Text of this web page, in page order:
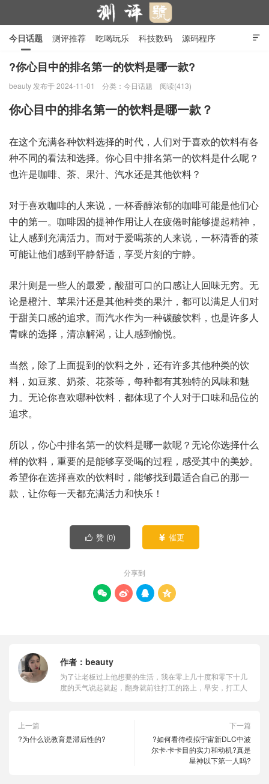

今日话题 测评推荐 吃喝玩乐 科技数码 源码程序
行业产品 在线投稿 隐私政策
?你心目中的排名第一的饮料是哪一款?
beauty 发布于 2024-11-01 分类： 今日话题 阅读(413)
你心目中的排名第一的饮料是哪一款？
在这个充满各种饮料选择的时代，人们对于喜欢的饮料有各
种不同的看法和选择。你心目中排名第一的饮料是什么呢？
也许是咖啡、茶、果汁、汽水还是其他饮料？
对于喜欢咖啡的人来说，一杯香醇浓郁的咖啡可能是他们心
中的第一。咖啡因的提神作用让人在疲倦时能够提起精神，
让人感到充满活力。而对于爱喝茶的人来说，一杯清香的茶
可能让他们感到平静舒适，享受片刻的宁静。
果汁则是一些人的最爱，酸甜可口的口感让人回味无穷。无
论是橙汁、苹果汁还是其他种类的果汁，都可以满足人们对
于甜美口感的追求。而汽水作为一种碳酸饮料，也是许多人
青睐的选择，清凉解渴，让人感到愉悦。
当然，除了上面提到的饮料之外，还有许多其他种类的饮
料，如豆浆、奶茶、花茶等，每种都有其独特的风味和魅
力。无论你喜欢哪种饮料，都体现了个人对于口味和品位的
追求。
所以，你心中排名第一的饮料是哪一款呢？无论你选择什么
样的饮料，重要的是能够享受喝的过程，感受其中的美妙。
希望你在选择喜欢的饮料时，能够找到最适合自己的那一
款，让你每一天都充满活力和快乐！
 赞 (0)  催更
分享到
   
作者： beauty
为了让老板过上他想要的生活，我在零上几十度和零下十几
度的天气说起就起，翻身就前往打工的路上，早安，打工人
上一篇
?为什么说教育是滞后性的?
下一篇
?如何看待模拟宇宙新DLC中波
尔卡·卡卡目的实力和动机?真是
星神以下第一人吗?